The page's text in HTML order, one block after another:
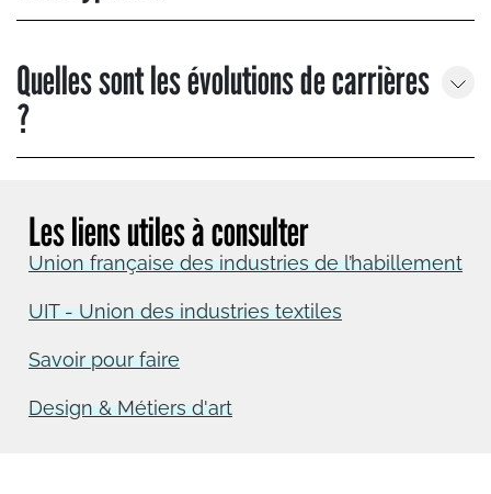
Quelles sont les évolutions de carrières
?
Les liens utiles à consulter
Union française des industries de l’habillement
UIT - Union des industries textiles
Savoir pour faire
Design & Métiers d'art